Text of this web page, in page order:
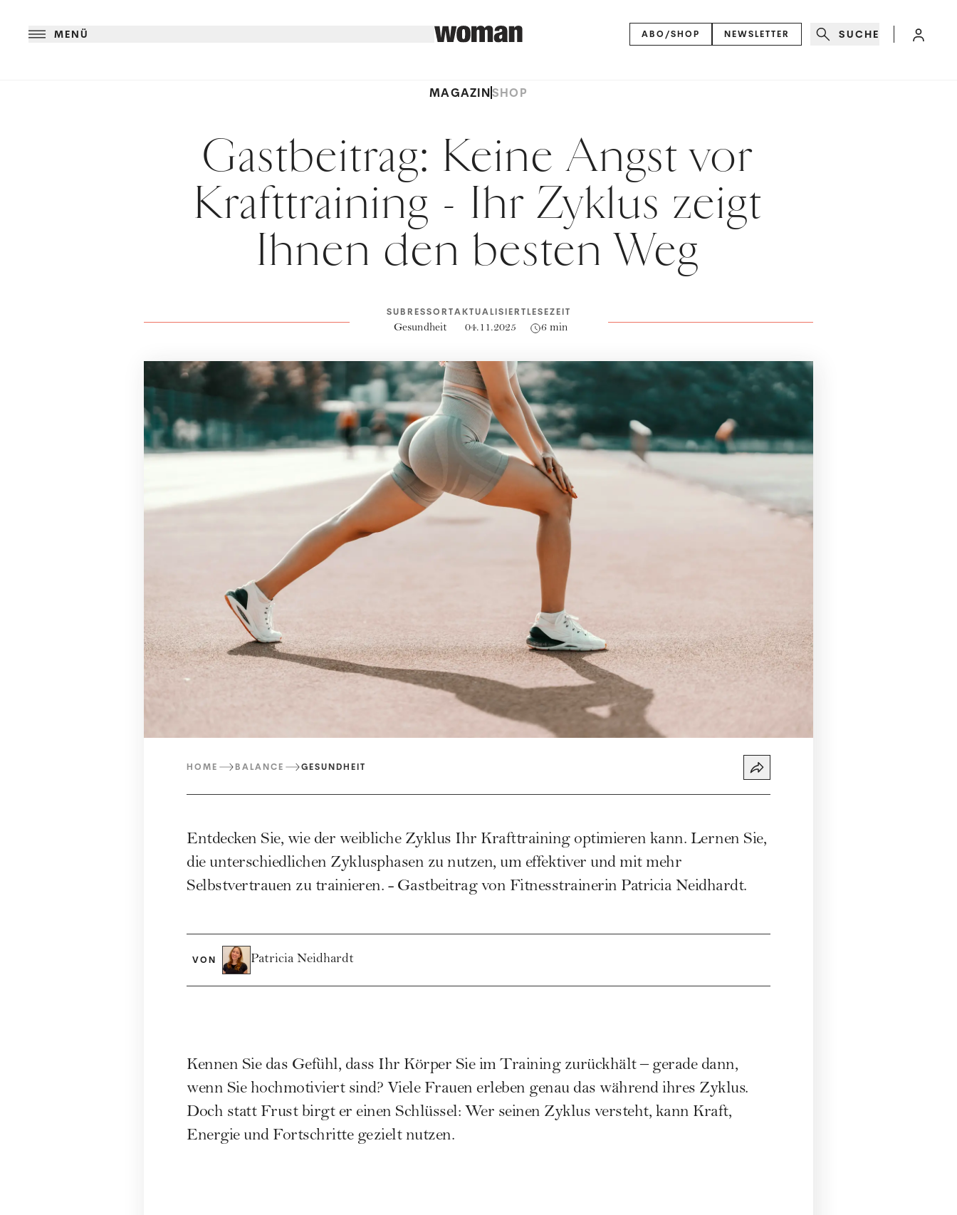
MENÜ ABO/SHOP NEWSLETTER SUCHE
MAGAZINSHOP
Gastbeitrag: Keine Angst vor
Krafttraining - Ihr Zyklus zeigt
Ihnen den besten Weg
SUBRESSORT
Gesundheit
AKTUALISIERT
04.11.2025
LESEZEIT
6 min
HOME BALANCE GESUNDHEIT
Entdecken Sie, wie der weibliche Zyklus Ihr Krafttraining optimieren kann. Lernen Sie,
die unterschiedlichen Zyklusphasen zu nutzen, um effektiver und mit mehr
Selbstvertrauen zu trainieren. - Gastbeitrag von Fitnesstrainerin Patricia Neidhardt.
VON Patricia Neidhardt
Kennen Sie das Gefühl, dass Ihr Körper Sie im Training zurückhält – gerade dann,
wenn Sie hochmotiviert sind? Viele Frauen erleben genau das während ihres Zyklus.
Doch statt Frust birgt er einen Schlüssel: Wer seinen Zyklus versteht, kann Kraft,
Energie und Fortschritte gezielt nutzen.